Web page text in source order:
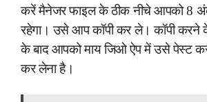
करें मैनेजर फाइल के ठीक नीचे आपको 8
रहेगा। उसे आप कॉपी कर ले। कॉपी करने
के बाद आपको माय जिओ ऐप में उसे पेस्ट
कर लेना है।